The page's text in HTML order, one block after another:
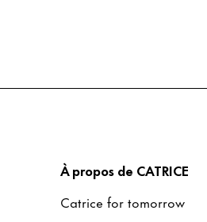
À propos de CATRICE
Catrice for tomorrow